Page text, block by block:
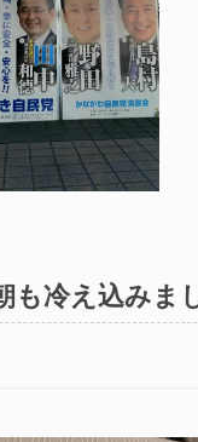
も冷え込みま